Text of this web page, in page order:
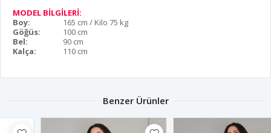
MODEL BİLGİLERİ:
Boy:
165 cm / Kilo 75 kg
Göğüs:
100 cm
Bel:
90 cm
Kalça:
110 cm
Benzer Ürünler